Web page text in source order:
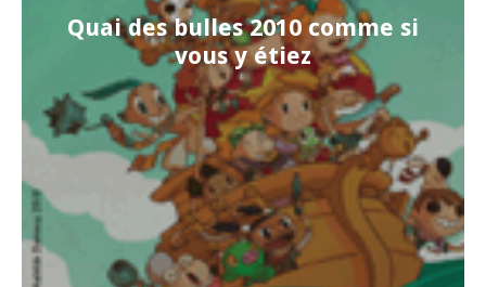
Quai des bulles 2010 comme si
vous y étiez